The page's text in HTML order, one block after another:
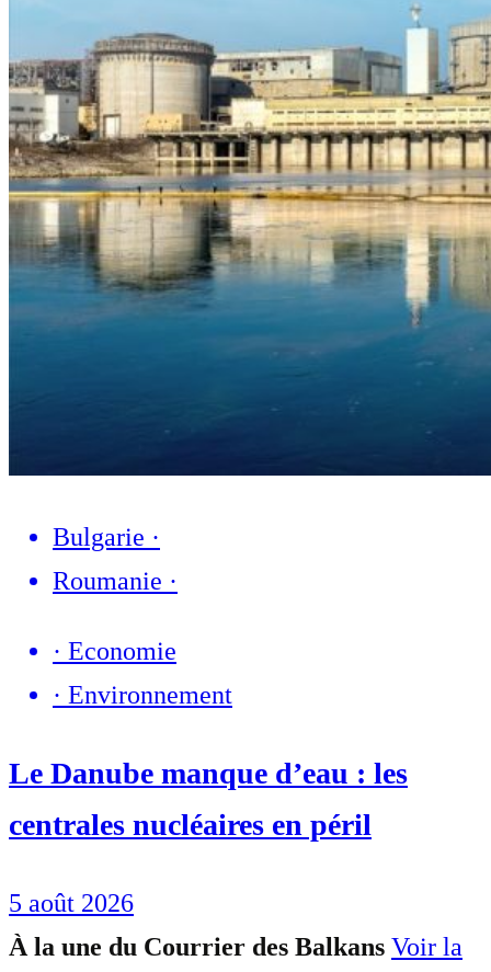
Bulgarie ·
Roumanie ·
· Economie
· Environnement
Le Danube manque d’eau : les
centrales nucléaires en péril
5 août 2026
À la une du Courrier des Balkans Voir la